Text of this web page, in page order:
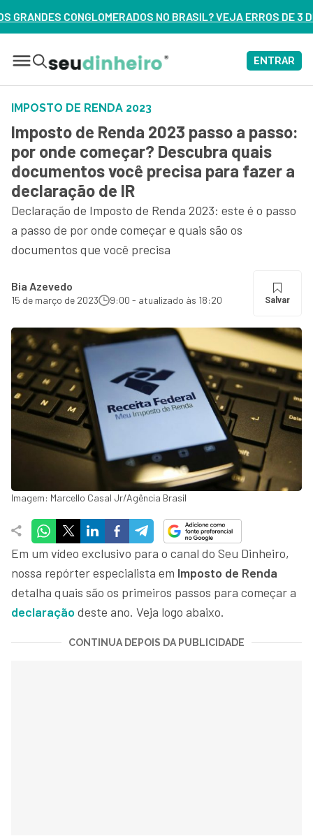
NO BRASIL? VEJA ERROS DE 3 DELES – ASSISTA AGORA
ENTRAR
IMPOSTO DE RENDA 2023
Imposto de Renda 2023 passo a passo:
por onde começar? Descubra quais
documentos você precisa para fazer a
declaração de IR
Declaração de Imposto de Renda 2023: este é o passo
a passo de por onde começar e quais são os
documentos que você precisa
Bia Azevedo
15 de março de 2023 9:00 - atualizado às 18:20 Salvar
Imagem: Marcello Casal Jr/Agência Brasil
Em um vídeo exclusivo para o canal do Seu Dinheiro,
nossa repórter especialista em Imposto de Renda
detalha quais são os primeiros passos para começar a
declaração deste ano. Veja logo abaixo.
CONTINUA DEPOIS DA PUBLICIDADE